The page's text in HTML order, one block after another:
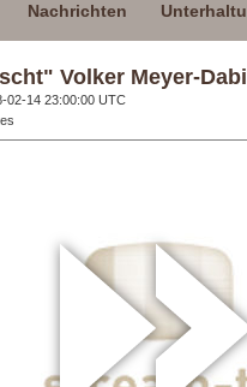
Nachrichten
Volker Meyer-
02-14 23:00:00 UTC